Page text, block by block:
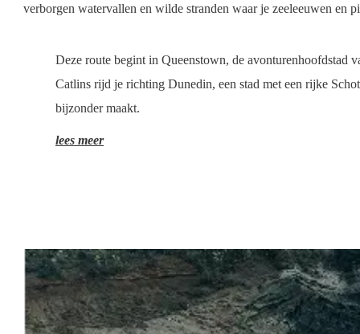
verborgen watervallen en wilde stranden waar je zeeleeuwen en
lees meer
Deze route begint in Queenstown, de avonturenhoofdstad
Catlins rijd je richting Dunedin, een stad met een rijke
bijzonder maakt.